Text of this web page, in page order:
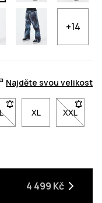
+14
Najděte svou velikost
L- Velikost L není
XL XXL
-
4 499 Kč